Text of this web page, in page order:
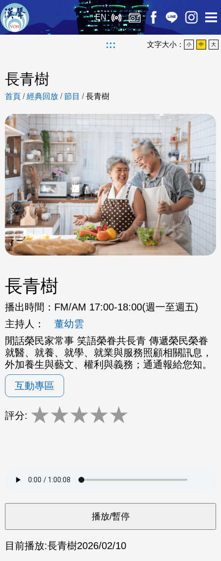
EN
::: 文字大小： 小 中 大
長青樹
首頁 /經典回放 /節目 /長青樹
長青樹
播出時間： FM/AM 17:00-18:00(週一至週五)
主持人：
董幼雲
閒話榮民家常事 笑語榮眷共長青 傳遞榮民榮眷
就醫、就養、就學、就業與服務照顧相關訊息，
外加養生與藝文、權利與義務；通通報給您知。
互動專區
評分: ★★★★★
目前播放:長青樹2026/02/10